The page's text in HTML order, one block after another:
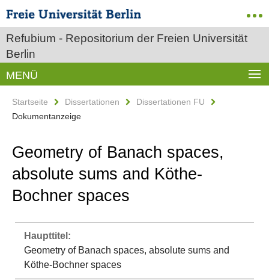
Refubium - Repositorium der Freien Universität
Berlin
MENÜ
Startseite Dissertationen
Dissertationen FU
Dokumentanzeige
Geometry of Banach spaces,
absolute sums and Köthe-
Bochner spaces
Haupttitel:
Geometry of Banach spaces, absolute sums and
Köthe-Bochner spaces